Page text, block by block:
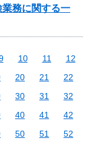
務に関する一
10 11
12
20 21
22
30 31
32
40 41
42
50 51
52